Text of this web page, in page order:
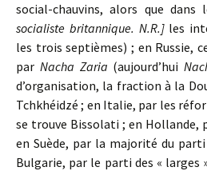
social-chauvins, alors que dans
socialiste britannique. N.R.] les
les trois septièmes) ; en Russie,
par Nacha Zaria (aujourd’hui
d’organisation, la fraction à la
Tchkhéidzé ; en Italie, par les
se trouve Bissolati ; en Hollande,
en Suède, par la majorité du
Bulgarie, par le parti des « larges